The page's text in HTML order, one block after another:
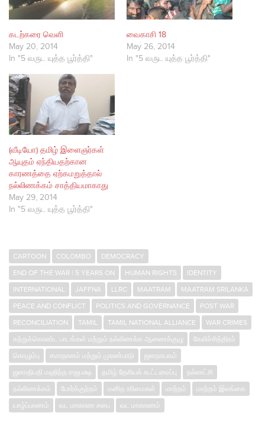
கடற்கரை வெளி
May 20, 2014
In "5 வருட யுத்த பூர்த்தி"
வைகாசி 18
May 26, 2014
In "5 வருட யுத்த பூர்த்தி"
(வீடியோ) தமிழ் இளைஞர்கள்
ஆயுதம் ஏந்தியதற்கான
காரணத்தை ஏற்கமறுத்தால்
நல்லிணக்கம் சாத்தியமாகாது
May 29, 2014
In "5 வருட யுத்த பூர்த்தி"
CARTOON COLOMBO
DEMOCRACY
END OF THE WAR | 5 YEARS ON
HUMAN RIGHTS
IDENTITY
INTERNATIONAL
JAFFNA LLRC MAATRAM
MAATRAM SRILANKA
PEACE AND CONFLICT
POLITICS AND GOVERNANCE
POST WAR
RECONCILIATION
TAMIL TAMIL NATIONAL ALLIANCE
WAR CRIMES
கற்றுக்கொண்ட பாடங்கள் மற்றும் நல்லிணக்க ஆணைக்குழு
கேலிச்சித்திரம்
கொழும்பு
சமாதானம் மற்றும் முரண்பாடு
ஜனநாயகம்
ஜனாதிபதி மஹிந்த ராஜபக்ஷ
தமிழ் தேசியக் கூட்டமைப்பு
நல்லாட்சி
நல்லிணக்கம்
போர்க்குற்றம் மனித உரிமைகள் மாற்றம்
மாற்றம் இலங்கை
யாழ்ப்பாணம்
வட மாகாண சபை வட மாகாணம்